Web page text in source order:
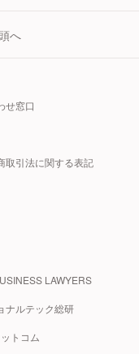
へ
せ窓口
取引法に関する表記
LAWYERS
ナルテック総研
トコム